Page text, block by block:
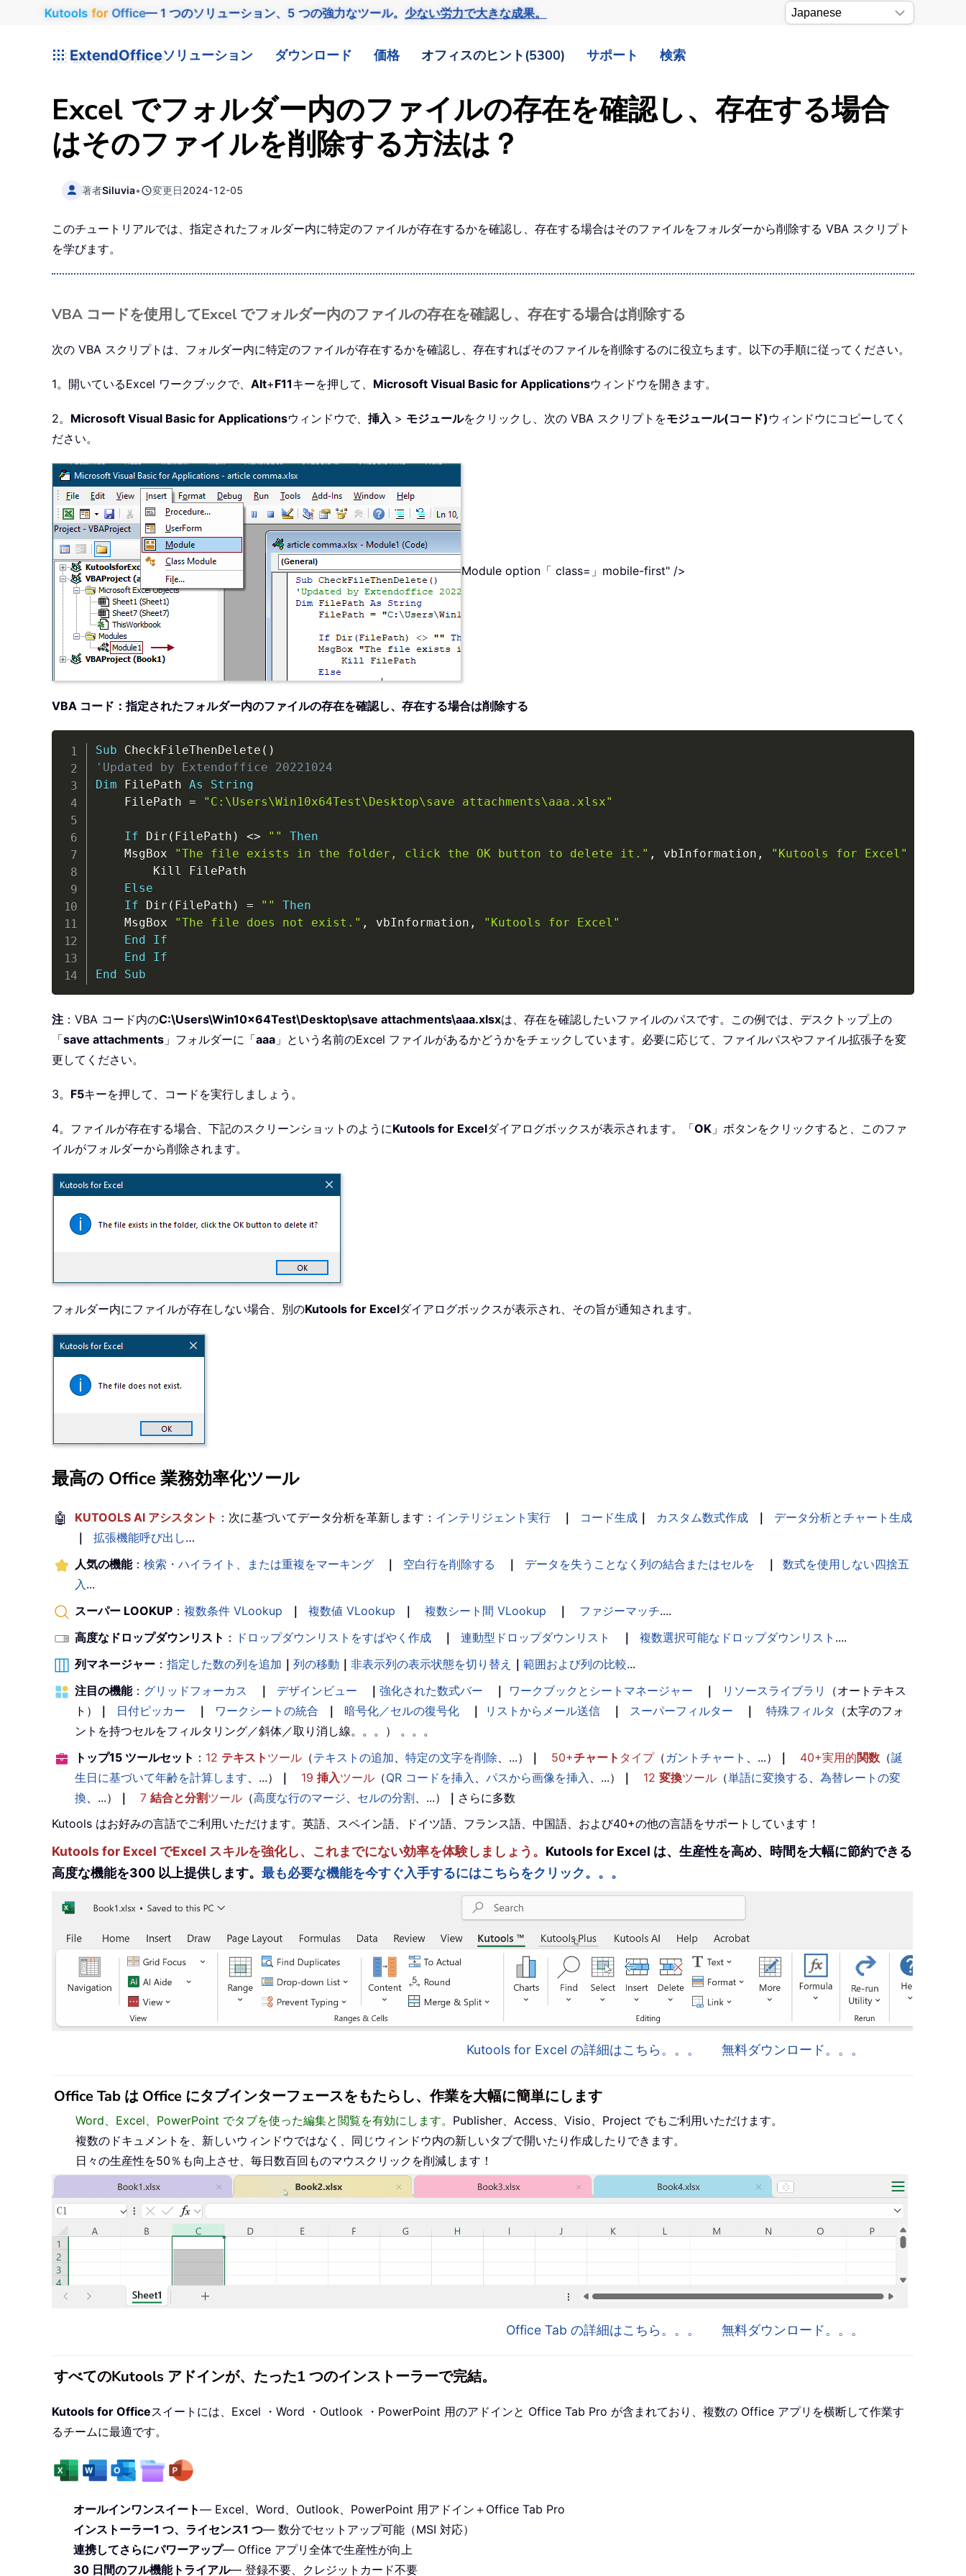
Kutools for Office— 1 つのソリューション、5 つの強力なツール。 少ない労力で大きな成果。
ExtendOfficeソリューション ダウンロード 価格 オフィスのヒント(5300) サポート 検索
Excel でフォルダー内のファイルの存在を確認し、存在する場合
はそのファイルを削除する方法は？
著者Siluvia• 変更日2024-12-05
このチュートリアルでは、指定されたフォルダー内に特定のファイルが存在するかを確認し、存在する場合はそのファイルをフォルダーから削除する VBA スクリプト
を学びます。
VBA コードを使用してExcel でフォルダー内のファイルの存在を確認し、存在する場合は削除する
次の VBA スクリプトは、フォルダー内に特定のファイルが存在するかを確認し、存在すればそのファイルを削除するのに役立ちます。以下の手順に従ってください。
1。開いているExcel ワークブックで、 Alt+F11キーを押して、 Microsoft Visual Basic for Applicationsウィンドウを開きます。
2。 Microsoft Visual Basic for Applicationsウィンドウで、 挿入 > モジュールをクリックし、次の VBA スクリプトをモジュール(コード) ウィンドウにコピーしてく
ださい。
Module option「 class=」mobile-first" />
VBA コード：指定されたフォルダー内のファイルの存在を確認し、存在する場合は削除する
Sub CheckFileThenDelete ( )
'Updated by Extendoffice 20221024
Dim FilePath As
String
    FilePath
= "C:\Users\Win10x64Test\Desktop\save attachments\aaa.xlsx"
If Dir ( FilePath ) <> ""
Then
    MsgBox
"The file exists in the folder, click the OK button to delete it." , vbInformation ,
"Kutools for Excel"
        Kill FilePath
Else
If Dir ( FilePath ) = ""
Then
    MsgBox
"The file does not exist." , vbInformation ,
"Kutools for Excel"
End
If
End
If
End
Sub
注 ：VBA コード内のC:\Users\Win10x64Test\Desktop\save attachments\aaa.xlsxは、存在を確認したいファイルのパスです。この例では、デスクトップ上の
「save attachments 」フォルダーに「aaa 」という名前のExcel ファイルがあるかどうかをチェックしています。必要に応じて、ファイルパスやファイル拡張子を変
更してください。
3。 F5キーを押して、コードを実行しましょう。
4。ファイルが存在する場合、下記のスクリーンショットのようにKutools for Excelダイアログボックスが表示されます。「OK 」ボタンをクリックすると、このファ
イルがフォルダーから削除されます。
フォルダー内にファイルが存在しない場合、別のKutools for Excelダイアログボックスが表示され、その旨が通知されます。
最高の Office 業務効率化ツール
🤖 KUTOOLS AI アシスタント ：次に基づいてデータ分析を革新します： インテリジェント実行 ｜ コード生成 ｜ カスタム数式作成 ｜
データ分析とチャート生成
｜
拡張機能呼び出し…
人気の機能： 検索・ハイライト、または重複をマーキング ｜ 空白行を削除する ｜ データを失うことなく列の結合またはセルを ｜
数式を使用しない四捨五
入...
スーパー LOOKUP ： 複数条件 VLookup ｜ 複数値 VLookup ｜ 複数シート間 VLookup ｜ ファジーマッチ....
高度なドロップダウンリスト ： ドロップダウンリストをすばやく作成 ｜ 連動型ドロップダウンリスト ｜ 複数選択可能なドロップダウンリスト ....
列マネージャー ： 指定した数の列を追加 ｜ 列の移動 ｜ 非表示列の表示状態を切り替え ｜ 範囲および列の比較...
注目の機能： グリッドフォーカス ｜ デザインビュー ｜ 強化された数式バー ｜ ワークブックとシートマネージャー ｜ リソースライブラリ
（オートテキス
ト）
｜ 日付ピッカー ｜ ワークシートの統合 ｜ 暗号化／セルの復号化 ｜ リストからメール送信 ｜ スーパーフィルター ｜ 特殊フィルタ （太字のフォ
ントを持つセルをフィルタリング／斜体／取り消し線。。。） 。。。
トップ15 ツールセット ： 12 テキスト ツール （テキストの追加、 特定の文字を削除、...） ｜ 50+チャート タイプ（ ガントチャート 、...） ｜ 40+実用的関数 （誕
生日に基づいて年齢を計算します、...） ｜ 19 挿入ツール （QR コードを挿入 、 パスから画像を挿入 、...） ｜ 12 変換ツール （単語に変換する 、 為替レートの変
換、...） ｜ 7 結合と分割ツール （高度な行のマージ、 セルの分割、...） ｜ さらに多数
Kutools はお好みの言語でご利用いただけます。英語、スペイン語、ドイツ語、フランス語、中国語、および40+の他の言語をサポートしています！
Kutools for Excel でExcel スキルを強化し、これまでにない効率を体験しましょう。 Kutools for Excel は、生産性を高め、時間を大幅に節約できる
高度な機能を300 以上提供します。 最も必要な機能を今すぐ入手するにはこちらをクリック。。。
Kutools for Excel の詳細はこちら。。。 無料ダウンロード。。。
Office Tab は Office にタブインターフェースをもたらし、作業を大幅に簡単にします
Word、Excel、PowerPoint でタブを使った編集と閲覧を有効にします。 Publisher、Access、Visio、Project でもご利用いただけます。
複数のドキュメントを、新しいウィンドウではなく、同じウィンドウ内の新しいタブで開いたり作成したりできます。
日々の生産性を50％も向上させ、毎日数百回ものマウスクリックを削減します！
Office Tab の詳細はこちら。。。 無料ダウンロード。。。
すべてのKutools アドインが、たった1 つのインストーラーで完結。
Kutools for Officeスイートには、Excel ・Word ・Outlook ・PowerPoint 用のアドインと Office Tab Pro が含まれており、複数の Office アプリを横断して作業す
るチームに最適です。
オールインワンスイート— Excel、Word、Outlook、PowerPoint 用アドイン＋Office Tab Pro
インストーラー1 つ、ライセンス1 つ— 数分でセットアップ可能（MSI 対応）
連携してさらにパワーアップ— Office アプリ全体で生産性が向上
30 日間のフル機能トライアル— 登録不要、クレジットカード不要